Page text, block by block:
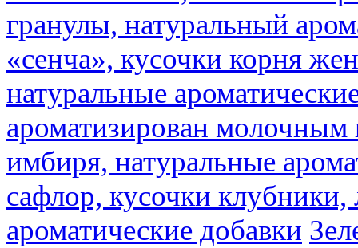
гранулы, натуральный
«сенча», кусочки корня
натуральные
ароматизирован молочным
имбиря, натуральные
сафлор, кусочки
ароматические добавки